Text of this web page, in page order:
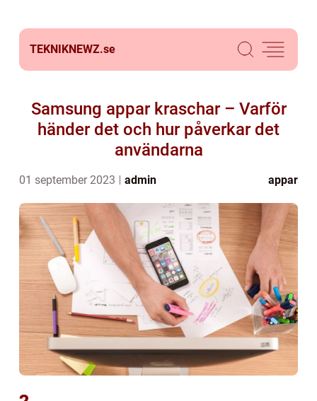
TEKNIKNEWZ.se
Samsung appar kraschar – Varför
händer det och hur påverkar det
användarna
01 september 2023 admin appar